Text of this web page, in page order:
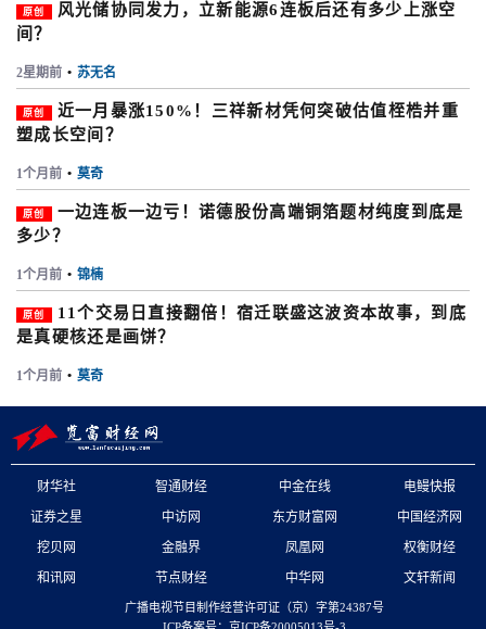
原创
风光储协同发力，立新能源6连板后还有多少上涨空
间？
2星期前 • 苏无名
原创
近一月暴涨150%！三祥新材凭何突破估值桎梏并重
塑成长空间？
1个月前 • 莫奇
原创
一边连板一边亏！诺德股份高端铜箔题材纯度到底是
多少？
1个月前 • 锦楠
原创
11个交易日直接翻倍！宿迁联盛这波资本故事，到底
是真硬核还是画饼？
1个月前 • 莫奇
财华社 智通财经 中金在线
电鳗快报
证券之星
中访网 东方财富网
中国经济网
挖贝网
金融界 凤凰网
权衡财经
和讯网
节点财经 中华网 文轩新闻
广播电视节目制作经营许可证（京）字第24387号